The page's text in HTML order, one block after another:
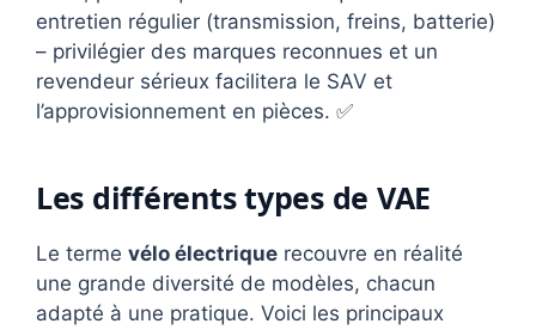
entretien régulier (transmission, freins, batterie)
– privilégier des marques reconnues et un
revendeur sérieux facilitera le SAV et
l’approvisionnement en pièces. ✅
Les différents types de VAE
Le terme vélo électrique recouvre en réalité
une grande diversité de modèles, chacun
adapté à une pratique. Voici les principaux